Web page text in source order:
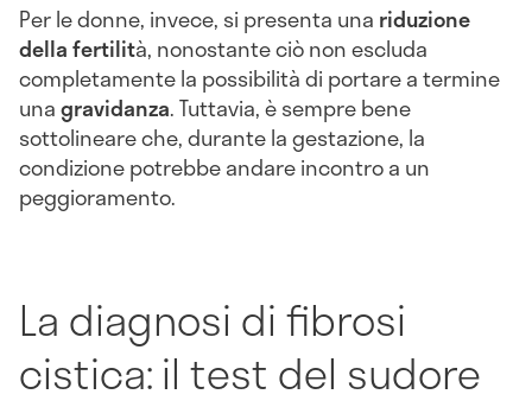
Per le donne, invece, si presenta una riduzione
della fertilità, nonostante ciò non escluda
completamente la possibilità di portare a termine
unagravidanza. Tuttavia, è sempre bene
sottolineare che, durante la gestazione, la
condizione potrebbe andare incontro a un
peggioramento.
La diagnosi di fibrosi
cistica: il test del sudore